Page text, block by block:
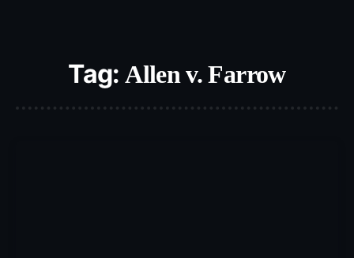
Tag:Allen v. Farrow